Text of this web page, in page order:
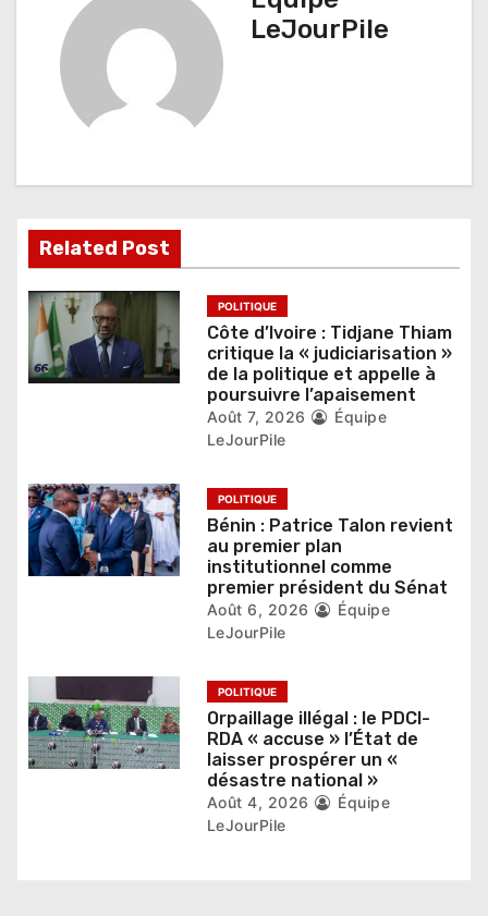
d
e
l
’
a
i
c
l
LeJourPile
Related Post
POLITIQUE
Côte d’Ivoire : Tidjane Thiam
critique la « judiciarisation »
de la politique et appelle à
poursuivre l’apaisement
Août 7, 2026
Équipe
LeJourPile
POLITIQUE
Bénin : Patrice Talon revient
au premier plan
institutionnel comme
premier président du Sénat
Août 6, 2026
Équipe
LeJourPile
POLITIQUE
Orpaillage illégal : le PDCI-
RDA « accuse » l’État de
laisser prospérer un «
désastre national »
Août 4, 2026
Équipe
LeJourPile